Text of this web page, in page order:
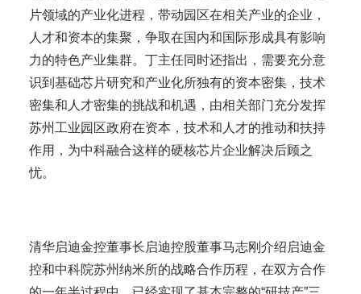
片领域的产业化进程，带动园区在相关产业的企业，
人才和资本的集聚，争取在国内和国际形成具有影响
力的特色产业集群。丁主任同时还指出，需要充分意
识到基础芯片研究和产业化所独有的资本密集，技术
密集和人才密集的挑战和机遇，由相关部门充分发挥
苏州工业园区政府在资本，技术和人才的推动和扶持
作用，为中科融合这样的硬核芯片企业解决后顾之
忧。
清华启迪金控董事长启迪控股董事马志刚介绍启迪金
控和中科院苏州纳米所的战略合作历程，在双方合作